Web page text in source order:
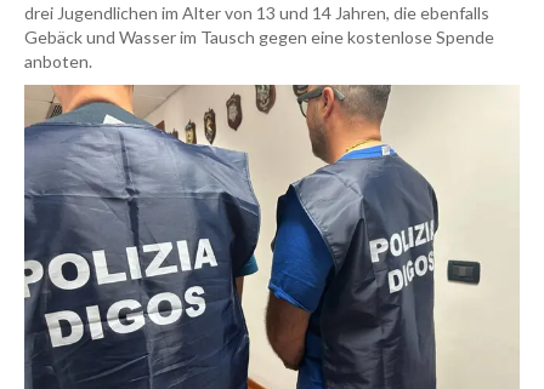
drei Jugendlichen im Alter von 13 und 14 Jahren, die ebenfalls
Gebäck und Wasser im Tausch gegen eine kostenlose Spende
anboten.